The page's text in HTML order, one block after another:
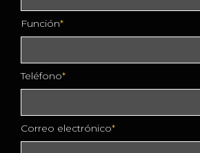
Función
Teléfono
Correo electrónico